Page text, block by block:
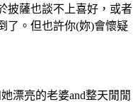
披薩也談不上喜好，或者
了。但也許你(妳)會懷疑
漂亮的老婆and整天閒閒